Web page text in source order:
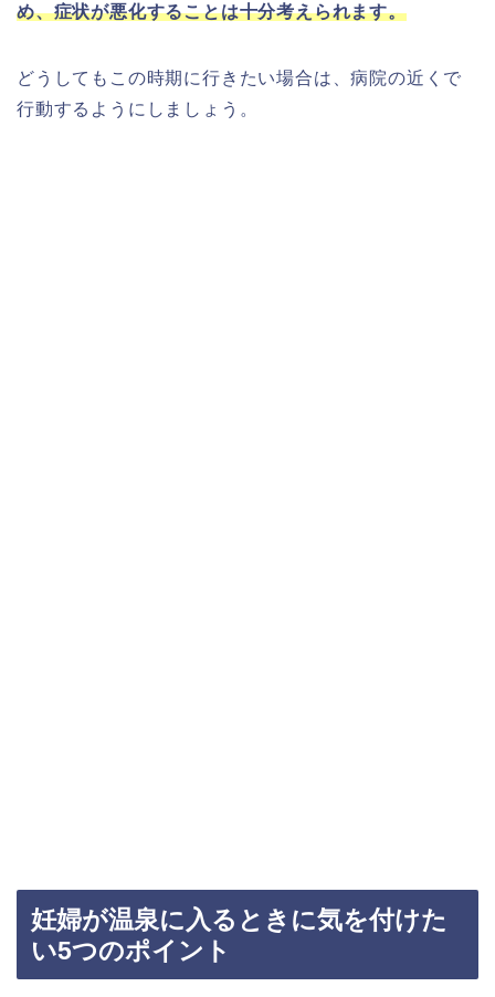
め、症状が悪化することは十分考えられます。
どうしてもこの時期に行きたい場合は、病院の近くで
行動するようにしましょう。
妊婦が温泉に入るときに気を付けた
い5つのポイント